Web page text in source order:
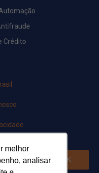
melhor
analisar
Crédito
OK